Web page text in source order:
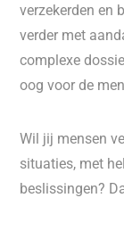
verzekerden en
verder met
complexe
oog voor de
Wil jij mensen
situaties, met
beslissingen?